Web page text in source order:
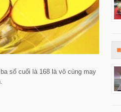
số cuối là 168 là vô cùng may